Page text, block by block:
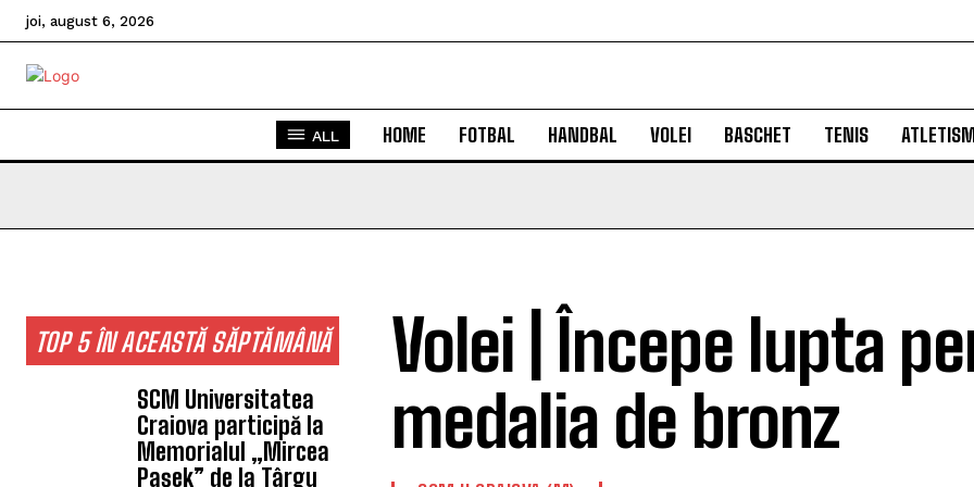
joi, august 6, 2026
ALL HOME FOTBAL HANDBAL VOLEI BASCHET TENIS
TOP 5 ÎN ACEASTĂ SĂPTĂMÂNĂ
SCM Universitatea
Craiova participă la
Memorialul „Mircea
Pașek” de la Târgu
Volei | Începe lupta
medalia de bronz